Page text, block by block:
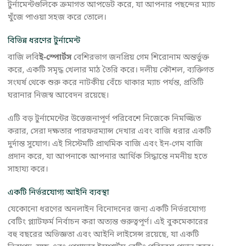
টুর্নামেন্টগুলিকে ক্রমাগত আপডেট করে, যা আপনার পছন্দের ম্যাচ
খুঁজে পাওয়া সহজ করে তোলে।
বিভিন্ন ধরণের টুর্নামেন্ট
বাজি লবিই-স্পোর্টসবেশিরভাগ জনপ্রিয় গেম শিরোনাম অন্তর্ভুক্ত
করে, একটি সমৃদ্ধ খেলার মাঠ তৈরি করে। দলীয় কৌশল, ব্যক্তিগত
সংঘর্ষ থেকে শুরু করে নাটকীয় বেঁচে থাকার ম্যাচ পর্যন্ত, প্রতিটি
ঘরানার নিজস্ব আবেদন রয়েছে।
এটি বড় টুর্নামেন্টের উত্তেজনাপূর্ণ পরিবেশে নিজেকে নিমজ্জিত
করার, সেরা দক্ষতার পারফরম্যান্স দেখার এবং বাজি ধরার একটি
দুর্দান্ত সুযোগ। এই সিস্টেমটি প্রাথমিক বাজি এবং ইন-গেম বাজি
প্রদান করে, যা আপনাকে আপনার আর্থিক সিদ্ধান্তে নমনীয় হতে
সাহায্য করে।
একটি নির্ভরযোগ্য আইনি ব্যবস্থা
যেকোনো ধরণের অনলাইন বিনোদনের জন্য একটি নির্ভরযোগ্য
বেটিং প্ল্যাটফর্ম নির্বাচন করা অত্যন্ত গুরুত্বপূর্ণ। এই বুকমেকারের
বহু বছরের অভিজ্ঞতা এবং আইনি লাইসেন্স রয়েছে, যা একটি